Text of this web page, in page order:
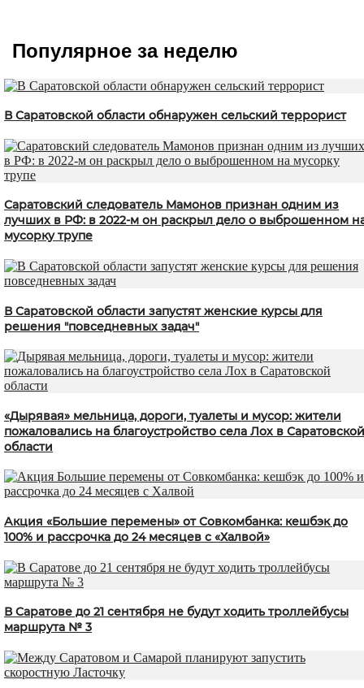
Популярное за неделю
В Саратовской области обнаружен сельский террорист
Саратовский следователь Мамонов признан одним из
лучших в РФ: в 2022-м он раскрыл дело о выброшенном
мусорку трупе
В Саратовской области запустят женские курсы для
решения "повседневных задач"
«Дырявая» мельница, дороги, туалеты и мусор: жители
пожаловались на благоустройство села Лох в Саратовской
области
Акция «Большие перемены» от Совкомбанка: кешбэк до
100% и рассрочка до 24 месяцев с «Халвой»
В Саратове до 21 сентября не будут ходить троллейбусы
маршрута № 3